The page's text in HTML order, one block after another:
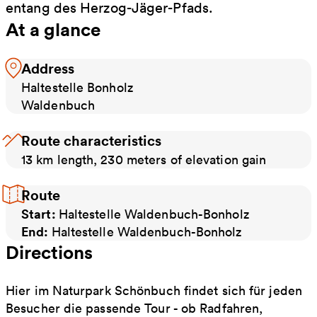
entang des Herzog-Jäger-Pfads.
At a glance
Address
Haltestelle Bonholz
Waldenbuch
Route characteristics
13 km length, 230 meters of elevation gain
Route
Start: Haltestelle Waldenbuch-Bonholz
End: Haltestelle Waldenbuch-Bonholz
Directions
Hier im Naturpark Schönbuch findet sich für jeden
Besucher die passende Tour - ob Radfahren,